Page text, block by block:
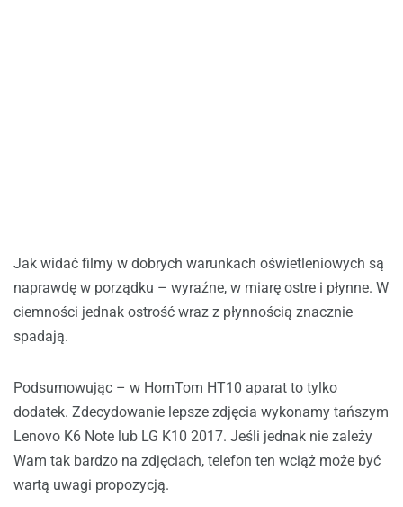
Jak widać filmy w dobrych warunkach oświetleniowych są
naprawdę w porządku – wyraźne, w miarę ostre i płynne. W
ciemności jednak ostrość wraz z płynnością znacznie
spadają.
Podsumowując – w HomTom HT10 aparat to tylko
dodatek. Zdecydowanie lepsze zdjęcia wykonamy tańszym
Lenovo K6 Note lub LG K10 2017. Jeśli jednak nie zależy
Wam tak bardzo na zdjęciach, telefon ten wciąż może być
wartą uwagi propozycją.